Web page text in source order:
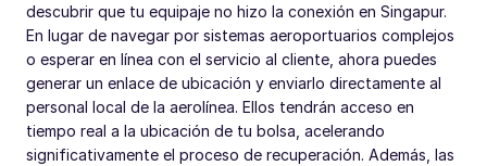
descubrir que tu equipaje no hizo la conexión en Singapur.
En lugar de navegar por sistemas aeroportuarios complejos
o esperar en línea con el servicio al cliente, ahora puedes
generar un enlace de ubicación y enviarlo directamente al
personal local de la aerolínea. Ellos tendrán acceso en
tiempo real a la ubicación de tu bolsa, acelerando
significativamente el proceso de recuperación. Además, las